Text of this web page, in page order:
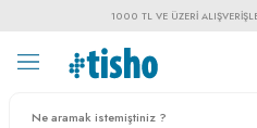
1000 TL VE ÜZERI